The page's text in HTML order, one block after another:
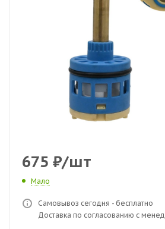
675 ₽/шт
Мало
Самовывоз сегодня - бесплатно
Доставка по согласованию с